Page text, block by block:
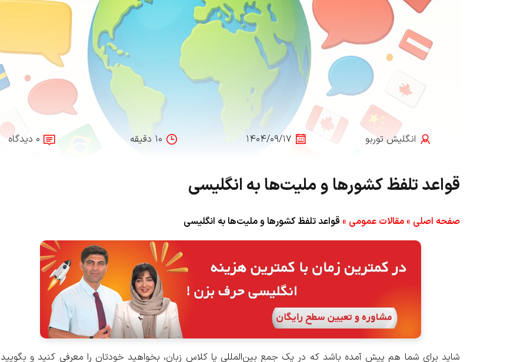
انگلیش‌ توربو ۱۴۰۴/۰۹/۱۷ ۱۰ دقیقه ۰ دیدگاه
قواعد تلفظ کشورها و ملیت‌ها به انگلیسی
صفحه اصلی » مقالات عمومی » قواعد تلفظ کشورها و ملیت‌ها به انگلیسی
شاید برای شما هم پیش آمده باشد که در یک جمع بین‌المللی یا کلاس زبان، بخواهید خودتان را معرفی کنید و بگویید